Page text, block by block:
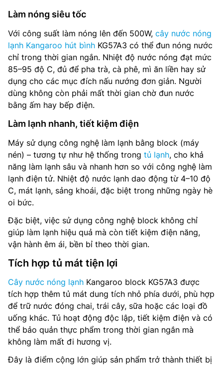
Làm nóng siêu tốc
Với công suất làm nóng lên đến 500W, cây nước nóng
lạnh Kangaroo hút bình KG57A3 có thể đun nóng nước
chỉ trong thời gian ngắn. Nhiệt độ nước nóng đạt mức
85–95 độ C, đủ để pha trà, cà phê, mì ăn liền hay sử
dụng cho các mục đích nấu nướng đơn giản. Người
dùng không còn phải mất thời gian chờ đun nước
bằng ấm hay bếp điện.
Làm lạnh nhanh, tiết kiệm điện
Máy sử dụng công nghệ làm lạnh bằng block (máy
nén) – tương tự như hệ thống trong tủ lạnh, cho khả
năng làm lạnh sâu và nhanh hơn so với công nghệ làm
lạnh điện tử. Nhiệt độ nước lạnh dao động từ 4–10 độ
C, mát lạnh, sảng khoái, đặc biệt trong những ngày hè
oi bức.
Đặc biệt, việc sử dụng công nghệ block không chỉ
giúp làm lạnh hiệu quả mà còn tiết kiệm điện năng,
vận hành êm ái, bền bỉ theo thời gian.
Tích hợp tủ mát tiện lợi
Cây nước nóng lạnh Kangaroo block KG57A3 được
tích hợp thêm tủ mát dung tích nhỏ phía dưới, phù hợp
để trữ nước đóng chai, trái cây, sữa hoặc các loại đồ
uống khác. Tủ hoạt động độc lập, tiết kiệm điện và có
thể bảo quản thực phẩm trong thời gian ngắn mà
không làm mất đi hương vị.
Đây là điểm cộng lớn giúp sản phẩm trở thành thiết bị